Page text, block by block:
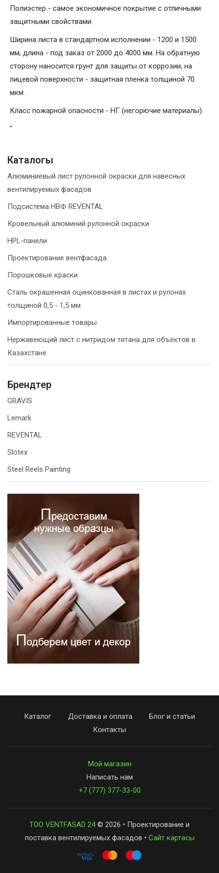
Полиэстер - самое экономичное покрытие с отличными
защитными свойствами.
Ширина листа в стандартном исполнении - 1200 и 1500
мм, длина - под заказ от 2000 до 4000 мм. На обратную
сторону наносится грунт для защиты от коррозии, на
лицевой поверхности - защитная пленка толщиной 70
мкм.
Класс пожарной опасности - НГ (негорючие материалы).
"
Каталогы
Алюминиевый лист рулонной окраски для навесных
вентилируемых фасадов
Подсистема НВФ REVENTAL
Кровельный алюминий рулонной окраски
HPL-панели
Проектирование вентфасада
Порошковые краски
Сталь окрашенная оцинкованная в листах и рулонах
толщиной 0,5 - 1,5 мм
Импортированные товары
Нержавеющий лист с нитридом титана для объектов в
Казахстане
Брендтер
GRAVIS
Lemark
REVENTAL
Slotex
Steel Reels Painting
Каталог Доставка и оплата
Блог и статьи
Контакты
Мой магазин
Написать нам
+7 (777) 377-33-00
ТОО VENTFASAD 24© 2026 • Проектирование и
поставка вентилируемых фасадов • Сайт картасы